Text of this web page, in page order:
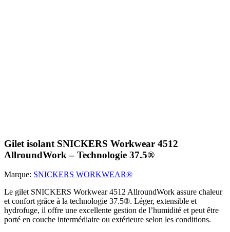
Gilet isolant SNICKERS Workwear 4512
AllroundWork – Technologie 37.5®
Marque: SNICKERS WORKWEAR®
Le gilet SNICKERS Workwear 4512 AllroundWork assure chaleur
et confort grâce à la technologie 37.5®. Léger, extensible et
hydrofuge, il offre une excellente gestion de l’humidité et peut être
porté en couche intermédiaire ou extérieure selon les conditions.